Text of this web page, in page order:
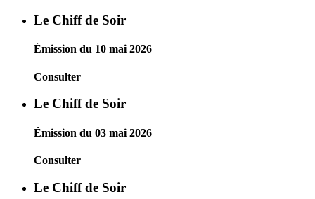
Le Chiff de Soir
Émission du 10 mai 2026
Consulter
Le Chiff de Soir
Émission du 03 mai 2026
Consulter
Le Chiff de Soir